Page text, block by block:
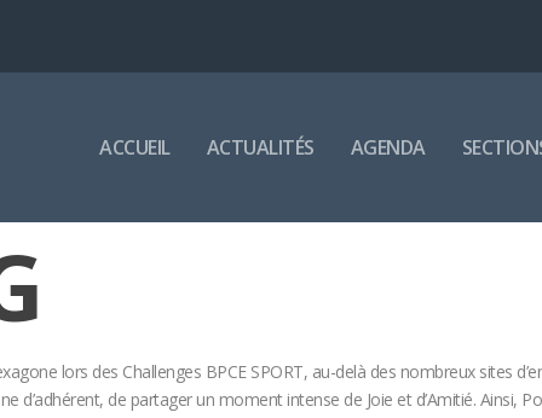
ACCUEIL ACTUALITÉS AGENDA
lors des Challenges BPCE SPORT, au-delà des nombreux sites
d’adhérent, de partager un moment intense de Joie et d’Amitié. Ainsi,